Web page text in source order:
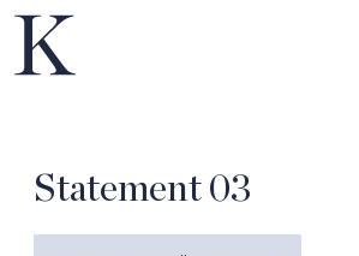
Statement 03